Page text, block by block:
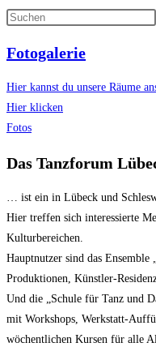
Fotogalerie
Hier kannst du unsere Räume
Hier klicken
Fotos
Das Tanzforum
… ist ein in Lübeck und
Hier treffen sich interessierte
Kulturbereichen.
Hauptnutzer sind das
Produktionen, Künstler-
Und die „Schule für Tanz und
mit Workshops, Werkstatt-
wöchentlichen Kursen für alle